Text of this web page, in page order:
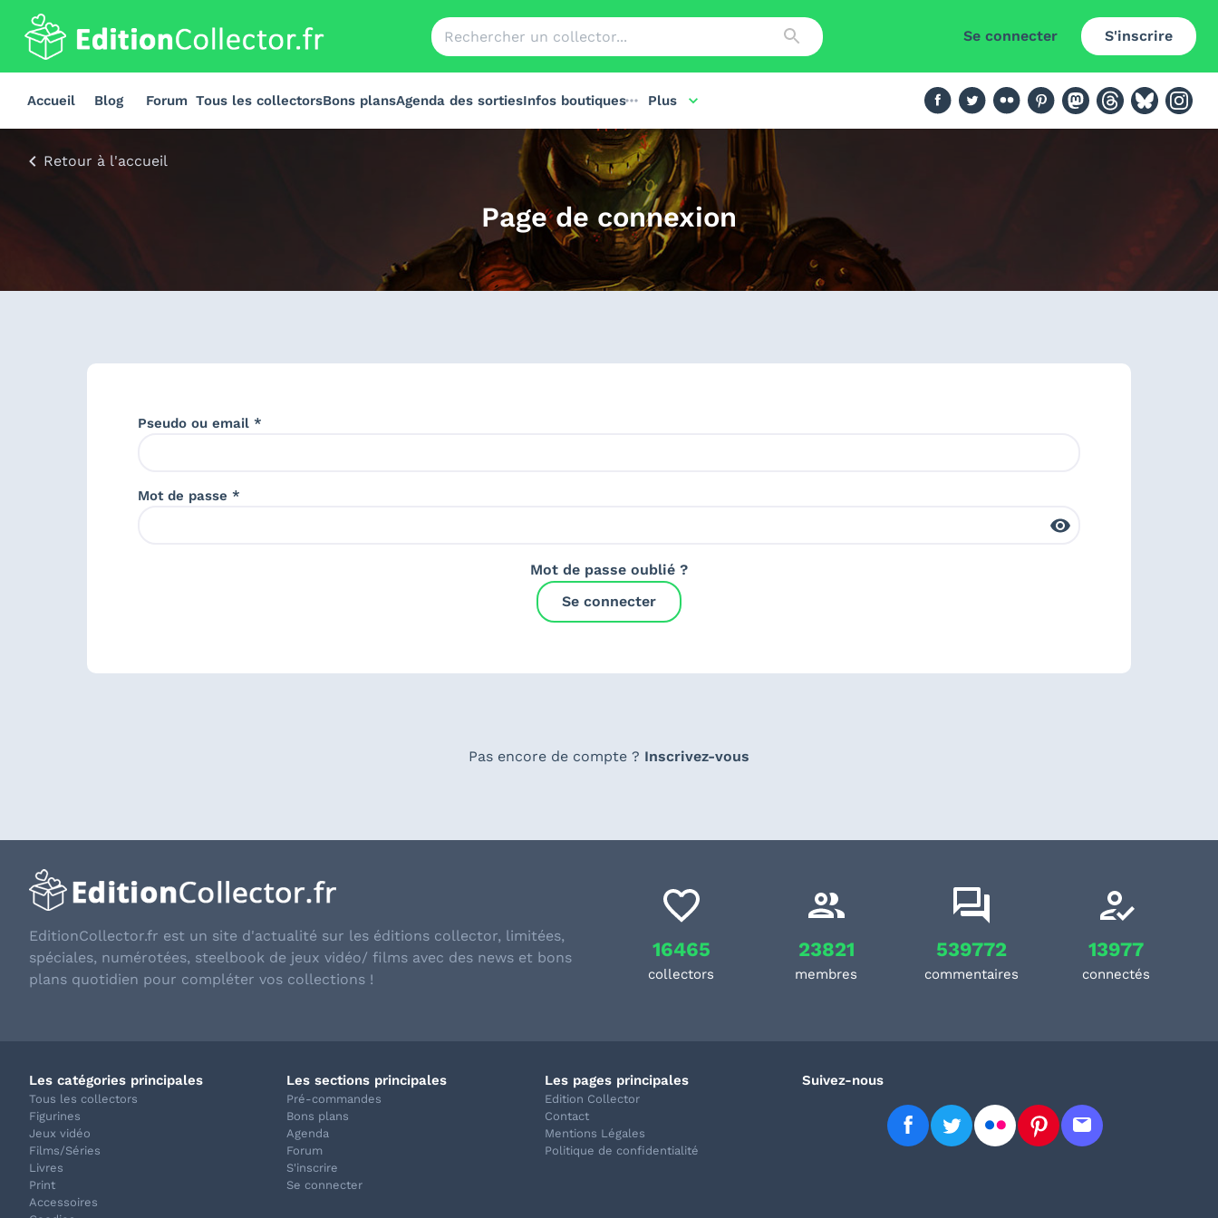
Se connecter S'inscrire
Accueil Blog Forum Tous les collectorsBons plansAgenda des sortiesInfos boutiques Plus
Retour à l'accueil
Page de connexion
Pseudo ou email *
Mot de passe *
Mot de passe oublié ?
Se connecter
Pas encore de compte ? Inscrivez-vous
EditionCollector.fr est un site d'actualité sur les éditions collector, limitées,
spéciales, numérotées, steelbook de jeux vidéo/ films avec des news et bons
plans quotidien pour compléter vos collections !
16465
collectors
23821
membres
539772
commentaires
13977
connectés
Les catégories principales
Tous les collectors
Figurines
Jeux vidéo
Films/Séries
Livres
Print
Accessoires
Les sections principales
Pré-commandes
Bons plans
Agenda
Forum
S'inscrire
Se connecter
Les pages principales
Edition Collector
Contact
Mentions Légales
Politique de confidentialité
Suivez-nous